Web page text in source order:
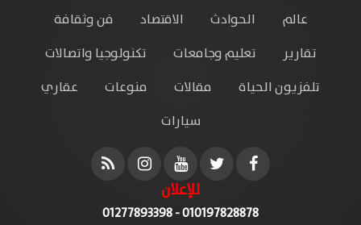
عالم
الحوادث الاقتصاد
فن وثقافة
تقارير
تعليم وجامعات
تكنولوجيا واتصالات
تلفزيون الحياة
مقالات منوعات
عقاري
سيارات
للإعلان
010197828878 - 01277893398